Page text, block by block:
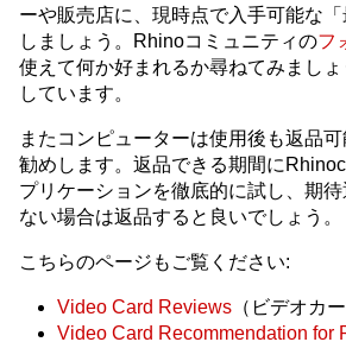
ーや販売店に、現時点で入手可能な
しましょう。Rhinoコミュニティのフ
使えて何か好まれるか尋ねてみまし
しています。
またコンピューターは使用後も返品
勧めします。返品できる期間に
プリケーションを徹底的に試し、期
ない場合は返品すると良いでしょう。
こちらのページもご覧ください:
Video Card Reviews （ビデオカ
Video Card Recommendation for